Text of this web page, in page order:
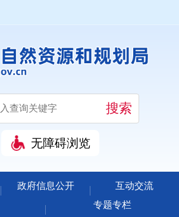
无障碍浏览
政府信息公开
互动交流
专题专栏